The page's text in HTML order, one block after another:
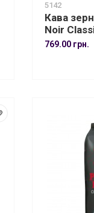
5142
Кава
Noir
769.00 грн.